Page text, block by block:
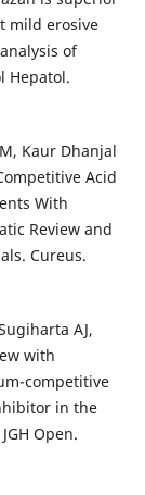
mild erosive
of
Hepatol.
Kaur Dhanjal
Acid
With
Review and
Cureus.
AJ,
with
competitive
in the
Open.